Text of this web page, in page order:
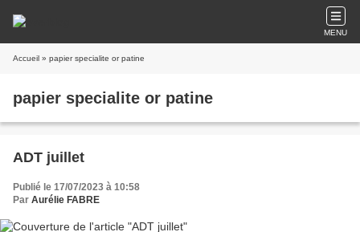
MENU
Accueil » papier specialite or patine
papier specialite or patine
ADT juillet
Publié le 17/07/2023 à 10:58
Par Aurélie FABRE